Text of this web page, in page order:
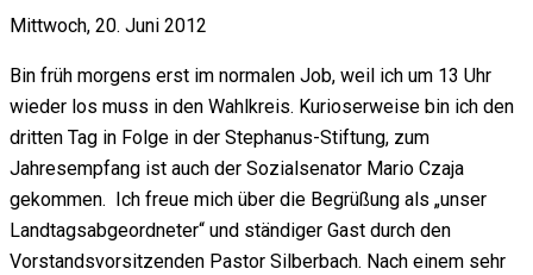
Mittwoch, 20. Juni 2012
Bin früh morgens erst im normalen Job, weil ich um 13 Uhr
wieder los muss in den Wahlkreis. Kurioserweise bin ich den
dritten Tag in Folge in der Stephanus-Stiftung, zum
Jahresempfang ist auch der Sozialsenator Mario Czaja
gekommen. Ich freue mich über die Begrüßung als „unser
Landtagsabgeordneter“ und ständiger Gast durch den
Vorstandsvorsitzenden Pastor Silberbach. Nach einem sehr